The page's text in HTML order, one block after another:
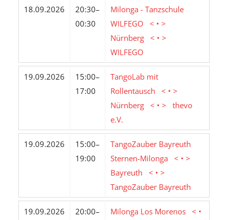
18.09.2026
20:30–
00:30
Milonga - Tanzschule
WILFEGO < • >
Nürnberg < • >
WILFEGO
19.09.2026
15:00–
17:00
TangoLab mit
Rollentausch < • >
Nürnberg < • > thevo
e.V.
19.09.2026
15:00–
19:00
TangoZauber Bayreuth
Sternen-Milonga < • >
Bayreuth < • >
TangoZauber Bayreuth
19.09.2026
20:00–
Milonga Los Morenos < •